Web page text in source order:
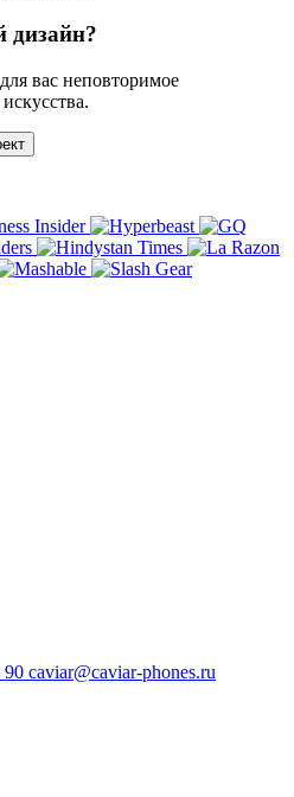
дизайн?
вас неповторимое
90 caviar@caviar-phones.ru